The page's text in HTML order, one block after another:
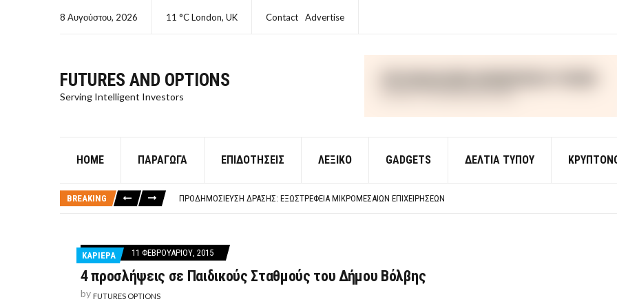
8 Αυγούστου, 2026 11 °C London, UK Contact Advertise
FUTURES AND OPTIONS
Serving Intelligent Investors
HOME ΠΑΡΆΓΩΓΑ ΕΠΙΔΟΤΉΣΕΙΣ ΛΕΞΙΚΌ GADGETS ΔΕΛΤΙΑ ΤΥΠΟΥ
BREAKING
ΠΡΟΔΗΜΟΣΊΕΥΣΗ ΔΡΆΣΗΣ: ΕΞΩΣΤΡΈΦΕΙΑ ΜΙΚΡΟΜΕΣΑΊΩΝ ΕΠΙΧΕΙΡΉΣΕΩΝ
ΤΑΜΕΊΟ ΜΙΚΡΟΠΙΣΤΏΣΕΩΝ ΣΥΧΝΈΣ ΕΡΩΤΉΣΕΙΣ ΑΠΑΝΤΉΣΕΙΣ
ΚΑΡΙΕΡΑ 11 ΦΕΒΡΟΥΑΡΊΟΥ, 2015
4 προσλήψεις σε Παιδικούς Σταθμούς του Δήμου Βόλβης
by FUTURES OPTIONS